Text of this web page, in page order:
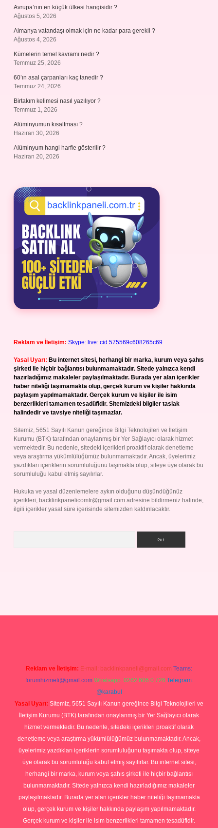
Avrupa’nın en küçük ülkesi hangisidir ?
Ağustos 5, 2026
Almanya vatandaşı olmak için ne kadar para gerekli ?
Ağustos 4, 2026
Kümelerin temel kavramı nedir ?
Temmuz 25, 2026
60’ın asal çarpanları kaç tanedir ?
Temmuz 24, 2026
Birtakım kelimesi nasıl yazılıyor ?
Temmuz 1, 2026
Alüminyumun kısaltması ?
Haziran 30, 2026
Alüminyum hangi harfle gösterilir ?
Haziran 20, 2026
Reklam ve İletişim: Skype: live:.cid.575569c608265c69
Yasal Uyarı: Bu internet sitesi, herhangi bir marka, kurum veya şahıs
şirketi ile hiçbir bağlantısı bulunmamaktadır. Sitede yalnızca kendi
hazırladığımız makaleler paylaşılmaktadır. Burada yer alan içerikler
haber niteliği taşımamakta olup, gerçek kurum ve kişiler hakkında
paylaşım yapılmamaktadır. Gerçek kurum ve kişiler ile isim
benzerlikleri tamamen tesadüfidir. Sitemizdeki bilgiler taslak
halindedir ve tavsiye niteliği taşımazlar.
Sitemiz, 5651 Sayılı Kanun gereğince Bilgi Teknolojileri ve İletişim
Kurumu (BTK) tarafından onaylanmış bir Yer Sağlayıcı olarak hizmet
vermektedir. Bu nedenle, sitedeki içerikleri proaktif olarak denetleme
veya araştırma yükümlülüğümüz bulunmamaktadır. Ancak, üyelerimiz
yazdıkları içeriklerin sorumluluğunu taşımakta olup, siteye üye olarak bu
sorumluluğu kabul etmiş sayılırlar.
Hukuka ve yasal düzenlemelere aykırı olduğunu düşündüğünüz
içerikleri, backlinkpanelicomtr@gmail.com adresine bildirmeniz halinde,
ilgili içerikler yasal süre içerisinde sitemizden kaldırılacaktır.
Reklam ve İletişim: E-mail: backlinkpaneli@gmail.com Teams:
forumhizmeti@gmail.com Whatsapp: 0262 606 0 726 Telegram:
@karabul
Yasal Uyarı: Sitemiz, 5651 Sayılı Kanun gereğince Bilgi Teknolojileri ve
İletişim Kurumu (BTK) tarafından onaylanmış bir Yer Sağlayıcı olarak
hizmet vermektedir. Bu nedenle, sitedeki içerikleri proaktif olarak
denetleme veya araştırma yükümlülüğümüz bulunmamaktadır. Ancak,
üyelerimiz yazdıkları içeriklerin sorumluluğunu taşımakta olup, siteye
üye olarak bu sorumluluğu kabul etmiş sayılırlar. Bu internet sitesi,
herhangi bir marka, kurum veya şahıs şirketi ile hiçbir bağlantısı
bulunmamaktadır. Sitede yalnızca kendi hazırladığımız makaleler
paylaşılmaktadır. Burada yer alan içerikler haber niteliği taşımamakta
olup, gerçek kurum ve kişiler hakkında paylaşım yapılmamaktadır.
Gerçek kurum ve kişiler ile isim benzerlikleri tamamen tesadüfidir.